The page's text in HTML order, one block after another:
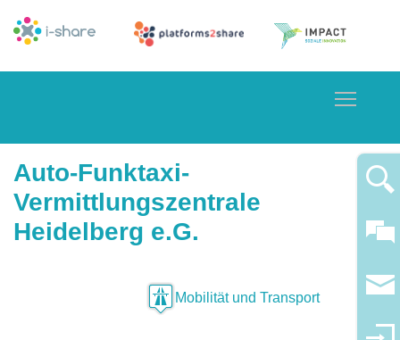
Auto-Funktaxi-
Vermittlungszentrale
Heidelberg e.G.
Mobilität und Transport